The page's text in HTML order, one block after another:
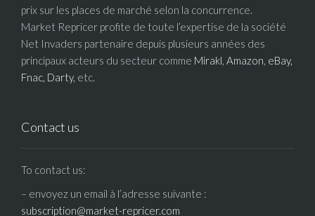
prix sur les places de marché selon la concurrence.
Market Repricer profite de toute l’expertise de la société
Net Invaders partenaire depuis plusieurs années des
principaux acteurs du secteur comme Mirakl Amazon eBay,
Fnac, Darty, etc.
Contact us
To contact us:
– envoyez un email à l’adresse suivante :
subscription@market-repricer.com